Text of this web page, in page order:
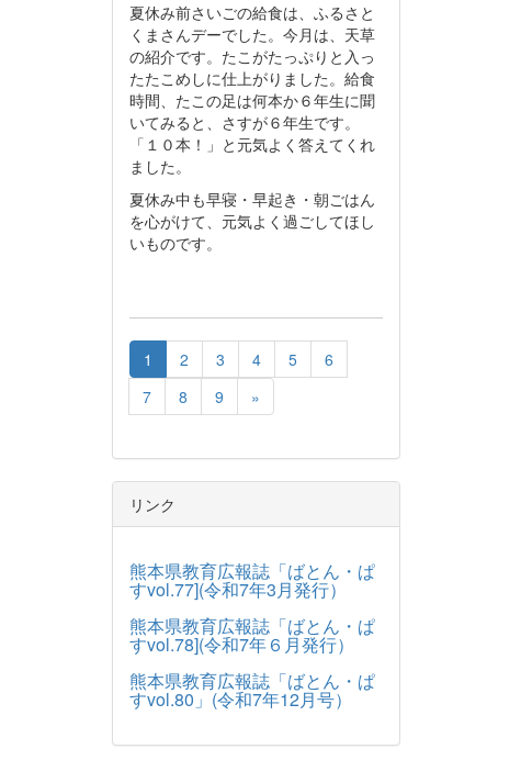
夏休み前さいごの給食は、ふるさと
くまさんデーでした。今月は、天草
の紹介です。たこがたっぷりと入っ
たたこめしに仕上がりました。給食
時間、たこの足は何本か６年生に聞
いてみると、さすが６年生です。
「１０本！」と元気よく答えてくれ
ました。
夏休み中も早寝・早起き・朝ごはん
を心がけて、元気よく過ごしてほし
いものです。
1 2 3 4 5
6
7
8 9 »
リンク
熊本県教育広報誌「ばとん・ぱ
すvol.77](令和7年3月発行）
熊本県教育広報誌「ばとん・ぱ
すvol.78](令和7年６月発行）
熊本県教育広報誌「ばとん・ぱ
すvol.80」(令和7年12月号）